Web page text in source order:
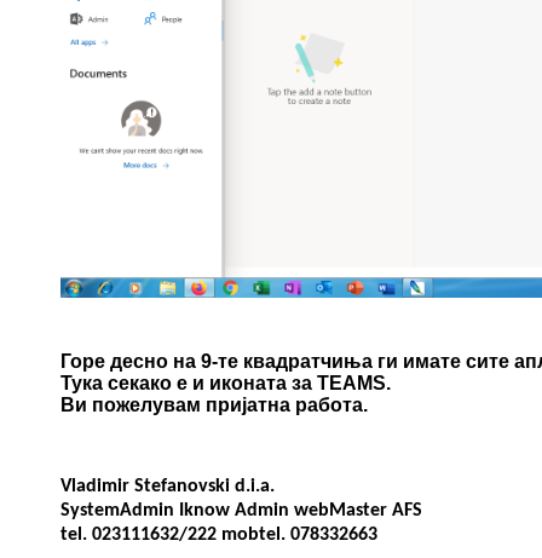
Горе десно на 9-те квадратчиња ги имате сите
Тука секако е и иконата за TEAMS.
Ви пожелувам пријатна работа.
Vladimir Stefanovski d.i.a.
SystemAdmin Iknow Admin webMaster AFS
tel. 023111632/222 mobtel. 078332663